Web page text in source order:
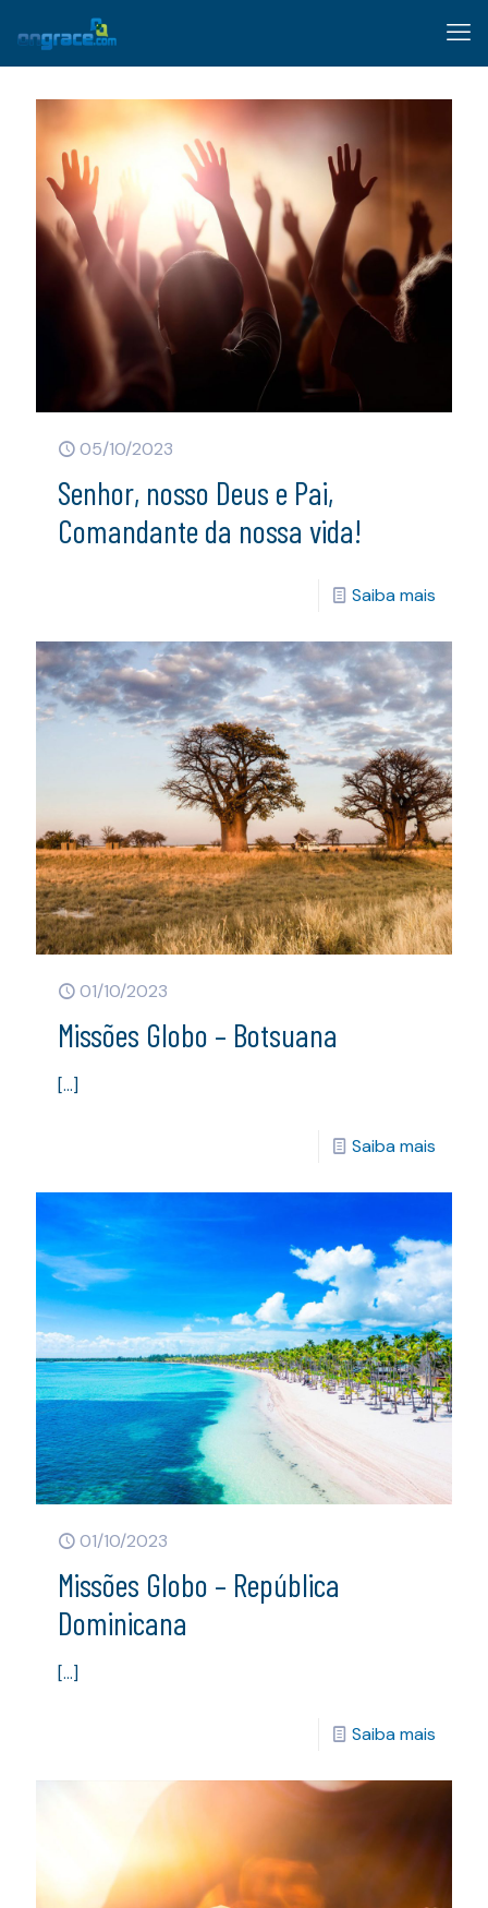
05/10/2023
Senhor, nosso Deus e Pai,
Comandante da nossa vida!
Saiba mais
01/10/2023
Missões Globo – Botsuana
[…]
Saiba mais
01/10/2023
Missões Globo – República
Dominicana
[…]
Saiba mais